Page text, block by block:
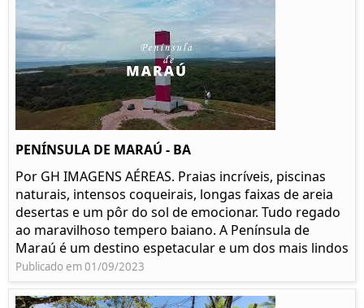
PENÍNSULA DE MARAÚ - BA
Por GH IMAGENS AÉREAS. Praias incríveis, piscinas
naturais, intensos coqueirais, longas faixas de areia
desertas e um pôr do sol de emocionar. Tudo regado
ao maravilhoso tempero baiano. A Península de
Maraú é um destino espetacular e um dos mais lindos
Publicado em 01/09/2023